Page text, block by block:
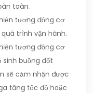
toàn.
tượng động cơ
trình vận hành.
tượng động cơ
sinh buồng đốt
sẽ cảm nhận được
tăng tốc độ hoặc